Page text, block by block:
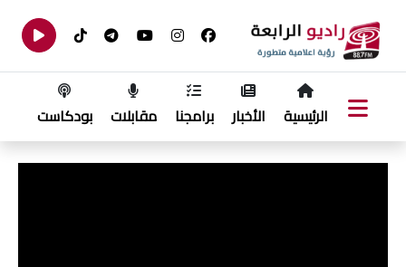
الرئيسية الأخبار برامجنا مقابلات بودكاست